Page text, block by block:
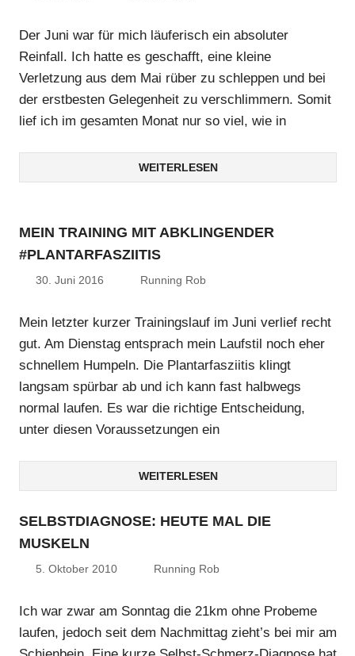
Der Juni war für mich läuferisch ein absoluter
Reinfall. Ich hatte es geschafft, eine kleine
Verletzung aus dem Mai rüber zu schleppen und bei
der erstbesten Gelegenheit zu verschlimmern. Somit
lief ich im gesamten Monat nur so viel, wie in
WEITERLESEN
MEIN TRAINING MIT ABKLINGENDER
#PLANTARFASZIITIS
30. Juni 2016 Running Rob
Mein letzter kurzer Trainingslauf im Juni verlief recht
gut. Am Dienstag entsprach mein Laufstil noch eher
schnellem Humpeln. Die Plantarfasziitis klingt
langsam spürbar ab und ich kann fast halbwegs
normal laufen. Es war die richtige Entscheidung,
unter diesen Voraussetzungen ein
WEITERLESEN
SELBSTDIAGNOSE: HEUTE MAL DIE
MUSKELN
5. Oktober 2010 Running Rob
Ich war zwar am Sonntag die 21km ohne Probeme
laufen, jedoch seit dem Nachmittag zieht’s bei mir am